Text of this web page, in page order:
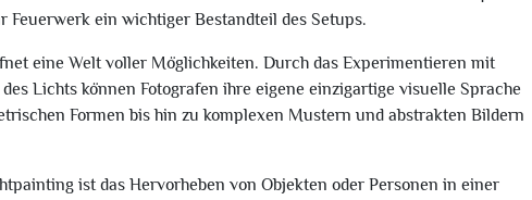
Feuerwerk ein wichtiger Bestandteil des Setups.
eine Welt voller Möglichkeiten. Durch das Experimentieren mit
Lichts können Fotografen ihre eigene einzigartige visuelle Sprache
Formen bis hin zu komplexen Mustern und abstrakten Bildern
ist das Hervorheben von Objekten oder Personen in einer